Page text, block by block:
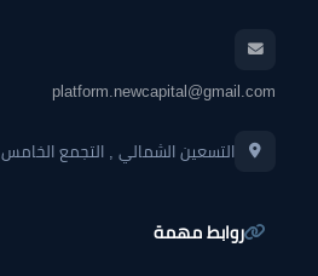
platform.newcapital@gmail.com
التسعين الشمالي , التجمع الخامس
روابط مهمة